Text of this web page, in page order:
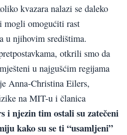
kvazara nalazi se daleko
mogli omogućiti rast
u njihovim središtima.
otkrili smo da
u najgušćim regijama
Anna-Christina Eilers,
na MIT-u i članica
i njezin tim ostali su zatečeni
kako su se ti “usamljeni”